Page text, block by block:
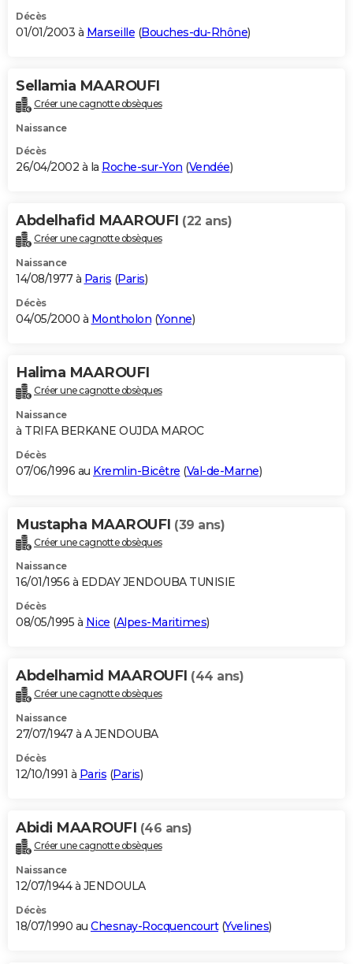
Décès
01/01/2003 à Marseille (Bouches-du-Rhône)
Sellamia MAAROUFI
Créer une cagnotte obsèques
Naissance
Décès
26/04/2002 à la Roche-sur-Yon (Vendée)
Abdelhafid MAAROUFI (22 ans)
Créer une cagnotte obsèques
Naissance
14/08/1977 à Paris (Paris)
Décès
04/05/2000 à Montholon (Yonne)
Halima MAAROUFI
Créer une cagnotte obsèques
Naissance
à TRIFA BERKANE OUJDA MAROC
Décès
07/06/1996 au Kremlin-Bicêtre (Val-de-Marne)
Mustapha MAAROUFI (39 ans)
Créer une cagnotte obsèques
Naissance
16/01/1956 à EDDAY JENDOUBA TUNISIE
Décès
08/05/1995 à Nice (Alpes-Maritimes)
Abdelhamid MAAROUFI (44 ans)
Créer une cagnotte obsèques
Naissance
27/07/1947 à A JENDOUBA
Décès
12/10/1991 à Paris (Paris)
Abidi MAAROUFI (46 ans)
Créer une cagnotte obsèques
Naissance
12/07/1944 à JENDOULA
Décès
18/07/1990 au Chesnay-Rocquencourt(Yvelines)